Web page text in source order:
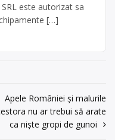
SRL este autorizat sa
[…]
Apele României și malurile
nu ar trebui să arate
ca niște gropi de gunoi